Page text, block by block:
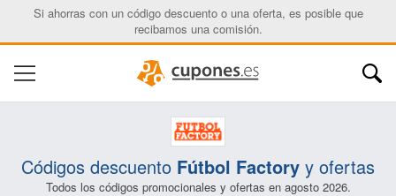
Si ahorras con un código descuento o una oferta, es posible que
recibamos una comisión.
Códigos descuento Fútbol Factory y ofertas
Todos los códigos promocionales y ofertas en agosto 2026.